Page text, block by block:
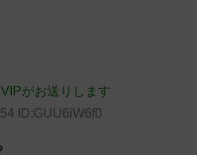
がお送りします
ID:GUU6iW6f0